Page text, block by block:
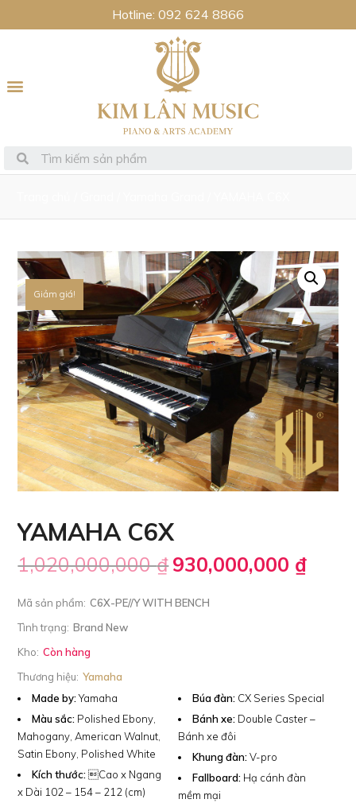
Hotline: 092 624 8866
Giảm giá!
YAMAHA C6X
1,020,000,000₫930,000,000 ₫
Mã sản phẩm: C6X-PE//Y WITH BENCH
Tình trạng: Brand New
Kho: Còn hàng
Thương hiệu: Yamaha
Made by:Yamaha
Màu sắc: Polished Ebony,
Mahogany, American Walnut,
Satin Ebony, Polished White
Kích thước: Cao x Ngang
x Dài 102 – 154 – 212 (cm)
Búa đàn: CX Series Special
Bánh xe: Double Caster –
Bánh xe đôi
Khung đàn: V-pro
Fallboard: Hạ cánh đàn
mềm mại